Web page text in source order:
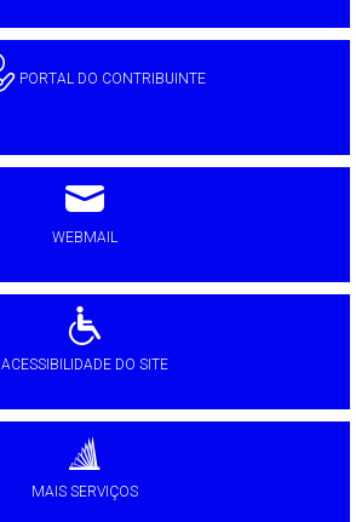
PORTAL DO CONTRIBUINTE
WEBMAIL
ACESSIBILIDADE DO SITE
MAIS SERVIÇOS